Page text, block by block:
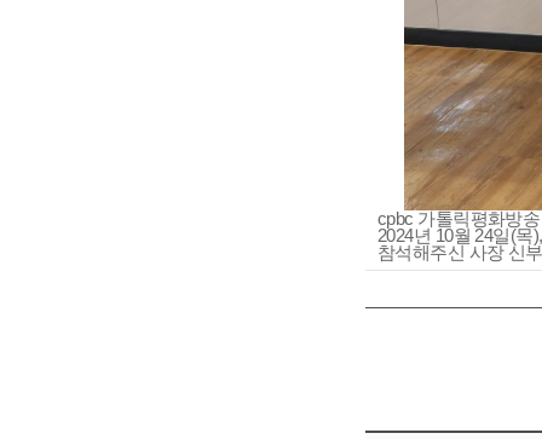
cpbc 가톨릭평화방
2024년 10월 24일(
참석해주신 사장 신